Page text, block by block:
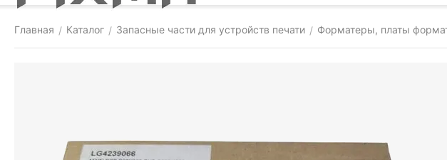
Главная / Каталог / Запасные части для устройств печати / Форматеры, платы